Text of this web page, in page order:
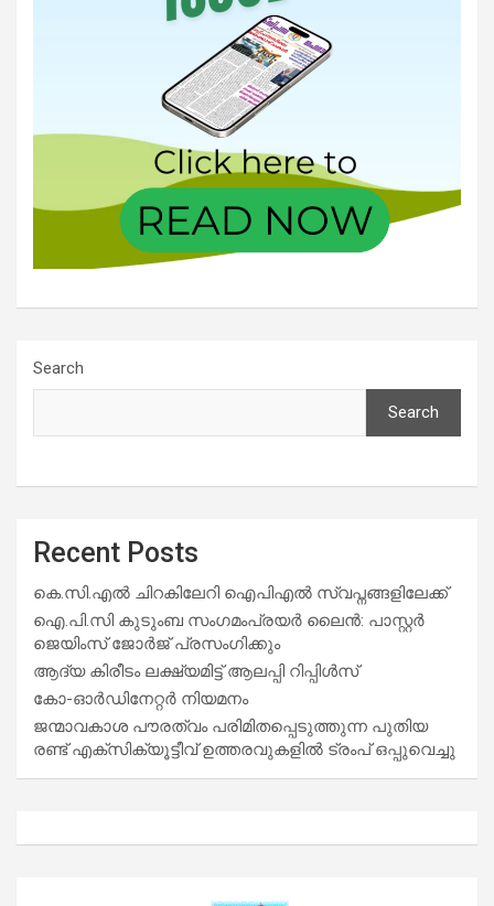
Search
Search
Recent Posts
കെ.സി.എൽ ചിറകിലേറി ഐപിഎൽ സ്വപ്നങ്ങളിലേക്ക്
ഐ.പി.സി കുടുംബ സംഗമംപ്രയർ ലൈൻ: പാസ്റ്റർ
ജെയിംസ് ജോർജ് പ്രസംഗിക്കും
ആദ്യ കിരീടം ലക്ഷ്യമിട്ട് ആലപ്പി റിപ്പിൾസ്
കോ-ഓർഡിനേറ്റർ നിയമനം
ജന്മാവകാശ പൗരത്വം പരിമിതപ്പെടുത്തുന്ന പുതിയ
രണ്ട് എക്സിക്യൂട്ടീവ് ഉത്തരവുകളിൽ ട്രംപ് ഒപ്പുവെച്ചു